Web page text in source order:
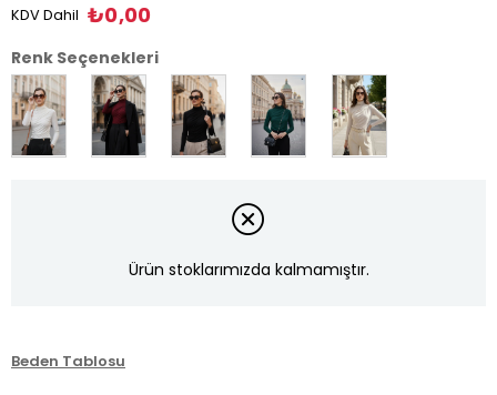
KDV Dahil ₺0,00
Renk Seçenekleri
Ürün stoklarımızda kalmamıştır.
Beden Tablosu